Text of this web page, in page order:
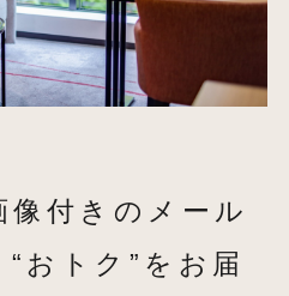
付きのメール
おトク”をお届